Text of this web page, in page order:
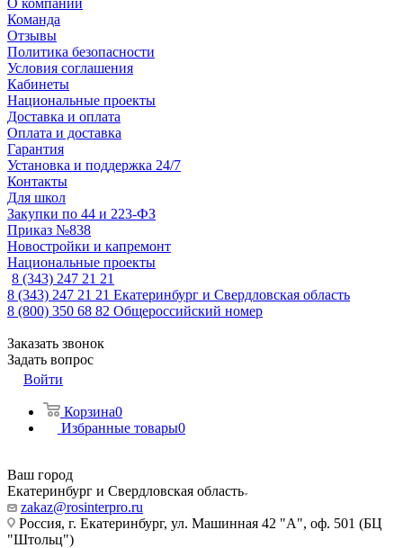
О компании
Команда
Отзывы
Политика безопасности
Условия соглашения
Кабинеты
Национальные проекты
Доставка и оплата
Оплата и доставка
Гарантия
Установка и поддержка 24/7
Контакты
Для школ
Закупки по 44 и 223-ФЗ
Приказ №838
Новостройки и капремонт
Национальные проекты
8 (343) 247 21 21
8 (343) 247 21 21 Екатеринбург и Свердловская область
8 (800) 350 68 82 Общероссийский номер
Заказать звонок
Задать вопрос
Войти
Корзина0
Избранные товары0
Ваш город
Екатеринбург и Свердловская область
zakaz@rosinterpro.ru
Россия, г. Екатеринбург, ул. Машинная 42 "А", оф. 501 (БЦ
"Штольц")